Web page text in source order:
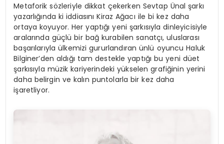
Metaforik sözleriyle dikkat çekerken Sevtap Ünal şarkı
yazarlığında ki iddiasını Kiraz Ağacı ile bi kez daha
ortaya koyuyor. Her yaptığı yeni şarkısıyla dinleyicisiyle
aralarında güçlü bir bağ kurabilen sanatçı, uluslarası
başarılarıyla ülkemizi gururlandıran ünlü oyuncu Haluk
Bilginer’den aldığı tam destekle yaptığı bu yeni düet
şarkısıyla müzik kariyerindeki yükselen grafiğinin yerini
daha belirgin ve kalın puntolarla bir kez daha
işaretliyor.